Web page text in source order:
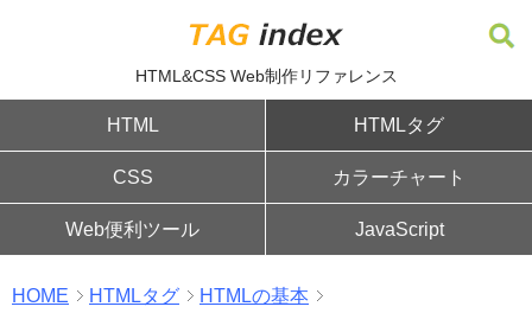
HTML&CSS Web制作リファレンス
HTML HTMLタグ
CSS カラーチャート
Web便利ツール JavaScript
HOME HTMLタグ HTMLの基本